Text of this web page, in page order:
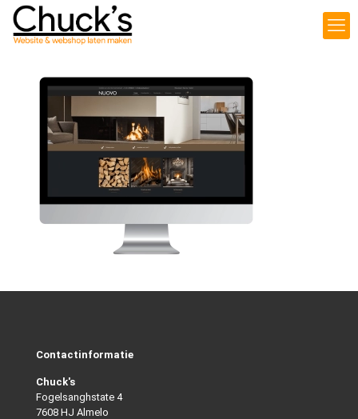
Contactinformatie
Chuck's
Fogelsanghstate 4
7608 HJ Almelo